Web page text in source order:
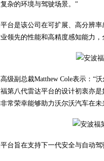
杂的环境与驾驶场景。”
台是该公司在可扩展、高分辨
领先的性能和高精度感知能力
级副总裁Matthew Cole表示：“
第八代雷达平台的设计初衷亦
常荣幸能够助力沃尔沃汽车在
台旨在支持下一代安全与自动驾